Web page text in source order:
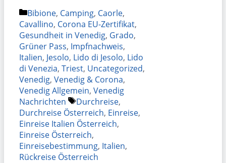
Kategorien
Bibione, Camping, Caorle,
Cavallino, Corona EU-Zertifikat,
Gesundheit in Venedig, Grado,
Grüner Pass, Impfnachweis,
Italien, Jesolo, Lido di Jesolo, Lido
di Venezia, Triest, Uncategorized,
Venedig, Venedig & Corona,
Venedig Allgemein, Venedig
Nachrichten
Schlagwörter
Durchreise,
Durchreise Österreich, Einreise,
Einreise Italien Österreich,
Einreise Österreich,
Einreisebestimmung, Italien,
Rückreise Österreich